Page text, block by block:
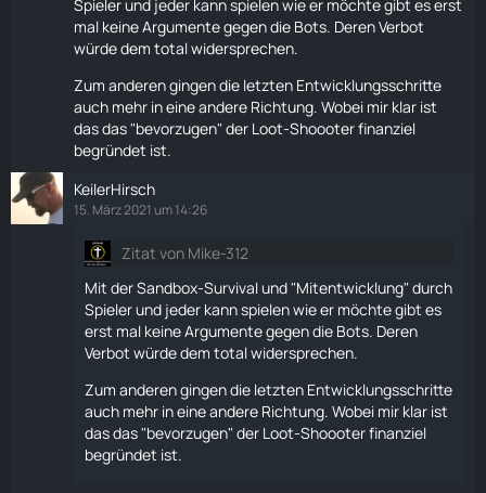
Spieler und jeder kann spielen wie er möchte gibt es erst
mal keine Argumente gegen die Bots. Deren Verbot
würde dem total widersprechen.
Zum anderen gingen die letzten Entwicklungsschritte
auch mehr in eine andere Richtung. Wobei mir klar ist
das das "bevorzugen" der Loot-Shoooter finanziel
begründet ist.
KeilerHirsch
15. März 2021 um 14:26
Zitat von Mike-312
Mit der Sandbox-Survivalund "Mitentwicklung" durch
Spieler und jeder kann spielen wie er möchte gibt es
erst mal keine Argumente gegen die Bots. Deren
Verbot würde dem total widersprechen.
Zum anderen gingen die letzten Entwicklungsschritte
auch mehr in eine andere Richtung. Wobei mir klar ist
das das "bevorzugen" der Loot-Shoooter finanziel
begründet ist.